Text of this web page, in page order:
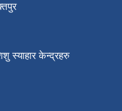
स्याहार केन्द्रहरु